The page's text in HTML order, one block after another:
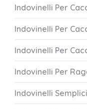
Indovinelli Per
Indovinelli Per
Indovinelli Per
Indovinelli Per
Indovinelli